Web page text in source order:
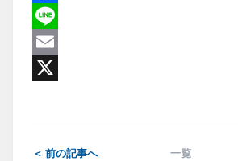
Facebook
Line
Email
＜ 前の記事へ 一覧